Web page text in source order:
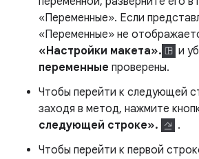
«Переменные». Если
«Переменные» не
«Настройки макета».
и
переменные проверены.
Чтобы перейти к следующей
заходя в метод, нажмите
следующей строке».
.
Чтобы перейти к первой